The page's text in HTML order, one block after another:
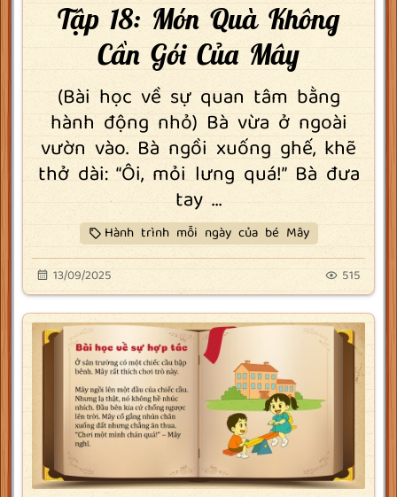
Tập 18: Món Quà Không
Cần Gói Của Mây
(Bài học về sự quan tâm bằng
hành động nhỏ) Bà vừa ở ngoài
vườn vào. Bà ngồi xuống ghế, khẽ
thở dài: “Ôi, mỏi lưng quá!” Bà đưa
tay ...
Hành trình mỗi ngày của bé Mây
13/09/2025 515